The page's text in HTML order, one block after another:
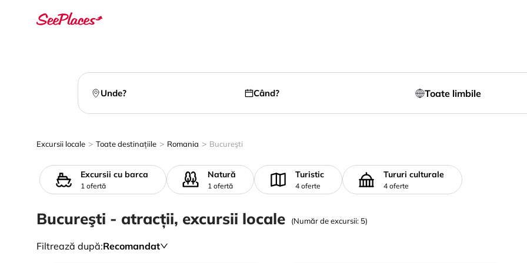
Unde? Când? Toate limbile
Excursii locale > Toate destinațiile > Romania > Bucureşti
Excursii cu barca
1 ofertă
Natură
1 ofertă
Turistic
4 oferte
Tururi culturale
4 oferte
Bucureşti - atracții, excursii locale (Număr de excursii: 5)
Filtrează după:Recomandat